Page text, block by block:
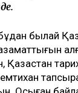
былай
Қазақстан